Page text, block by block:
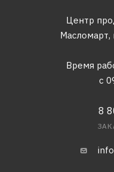
Центр
Масломарт,
Время
с
8